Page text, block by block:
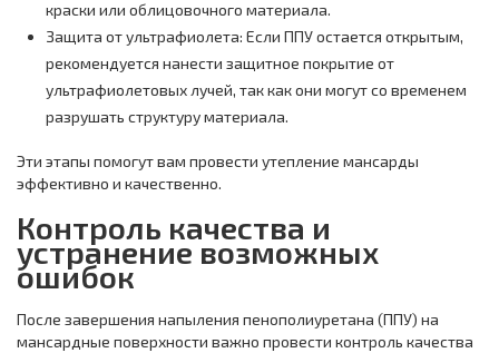
краски или облицовочного материала.
Защита от ультрафиолета: Если ППУ остается открытым,
рекомендуется нанести защитное покрытие от
ультрафиолетовых лучей, так как они могут со временем
разрушать структуру материала.
Эти этапы помогут вам провести утепление мансарды
эффективно и качественно.
Контроль качества и
устранение возможных
ошибок
После завершения напыления пенополиуретана (ППУ) на
мансардные поверхности важно провести контроль качества